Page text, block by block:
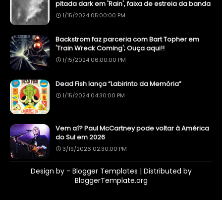
pitada dark em 'Rain', faixa de estreia da banda
1/15/2024 05:00:00 PM
Backstrom faz parceria com Bart Topher em
'Train Wreck Coming'; Ouça aqui!!
1/15/2024 06:00:00 PM
Dead Fish lança “Labirinto da Memória”
1/15/2024 04:30:00 PM
Vem aí? Paul McCartney pode voltar à América
do Sul em 2026
3/19/2026 02:30:00 PM
Design by - Blogger Templates | Distributed by
BloggerTemplate.org